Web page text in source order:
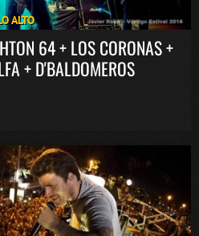
ALTO
64 + LOS CORONAS +
+ D'BALDOMEROS